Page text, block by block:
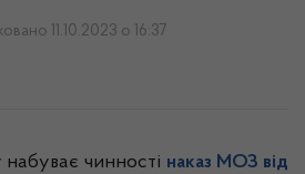
11.10.2023 о 16:37
чинності наказ МОЗ від